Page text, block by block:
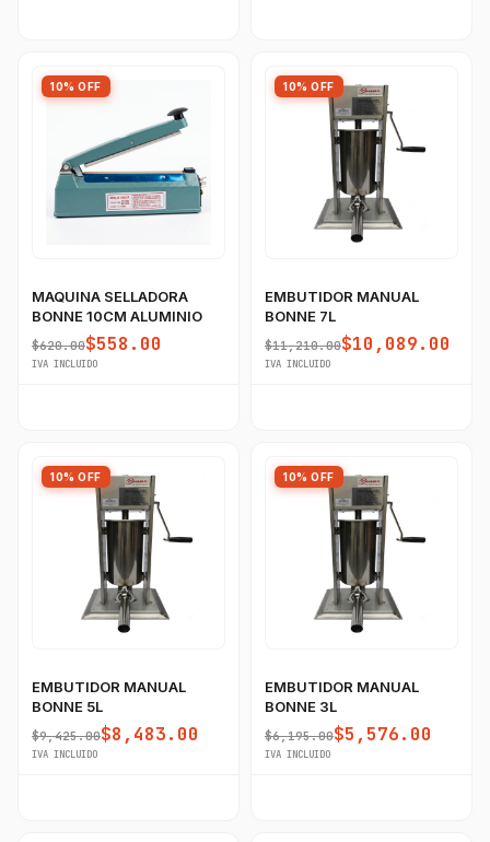
10% OFF
MAQUINA SELLADORA
BONNE 10CM ALUMINIO
$620.00$558.00
IVA INCLUIDO
10% OFF
EMBUTIDOR MANUAL
BONNE 7L
$11,210.00$10,089.00
IVA INCLUIDO
10% OFF
EMBUTIDOR MANUAL
BONNE 5L
$9,425.00$8,483.00
IVA INCLUIDO
10% OFF
EMBUTIDOR MANUAL
BONNE 3L
$6,195.00$5,576.00
IVA INCLUIDO